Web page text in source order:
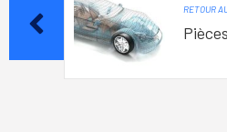
RETOUR